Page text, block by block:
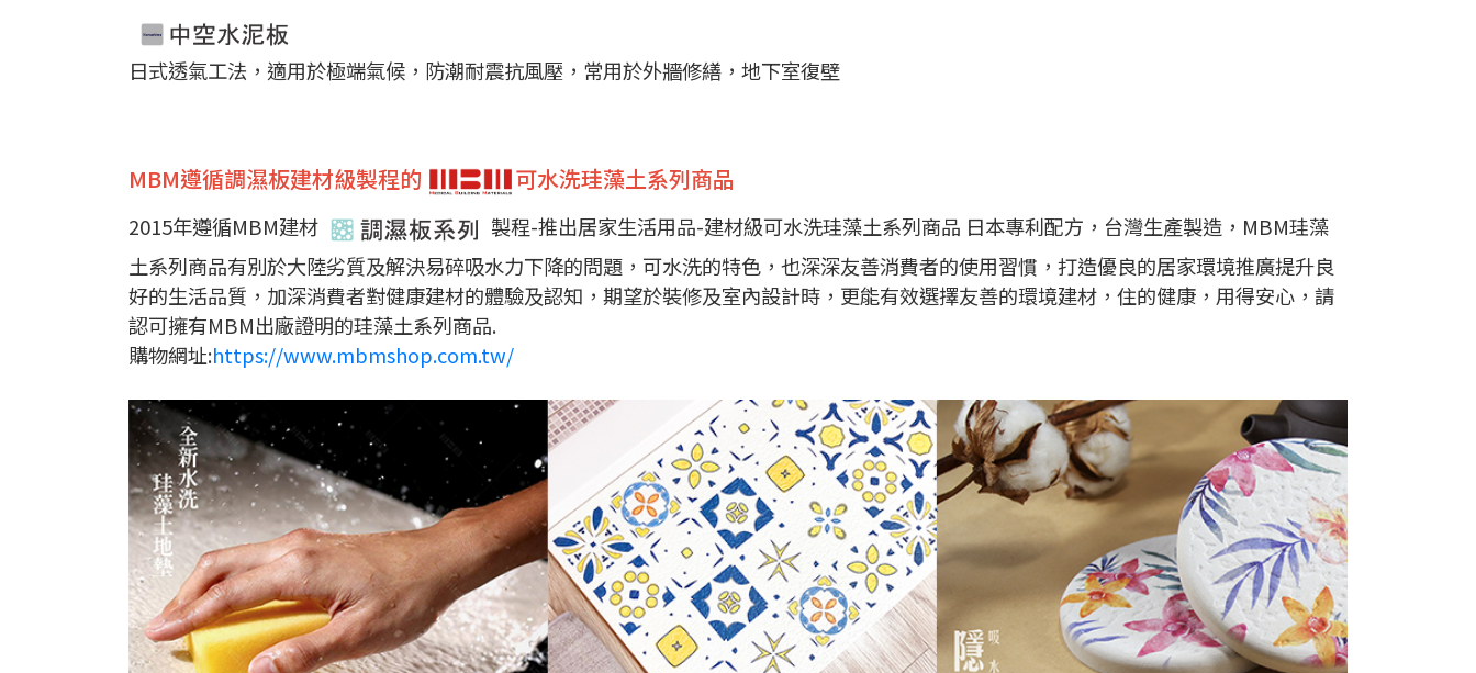
日式透氣工法，適用於極端氣候，防潮耐震抗風壓，常用於外牆修繕，地下室復壁
MBM遵循調濕板建材級製程的 可水洗珪藻土系列商品
2015年遵循MBM建材
製程-推出居家生活用品-建材級可水洗珪藻土系列商品 日本專利配方，台灣生產製造，MBM珪藻
土系列商品有別於大陸劣質及解決易碎吸水力下降的問題，可水洗的特色，也深深友善消費者的使用習慣，打造優良的居家環境推廣提升良
好的生活品質，加深消費者對健康建材的體驗及認知，期望於裝修及室內設計時，更能有效選擇友善的環境建材，住的健康，用得安心，請
認可擁有MBM出廠證明的珪藻土系列商品.
購物網址:https://www.mbmshop.com.tw/